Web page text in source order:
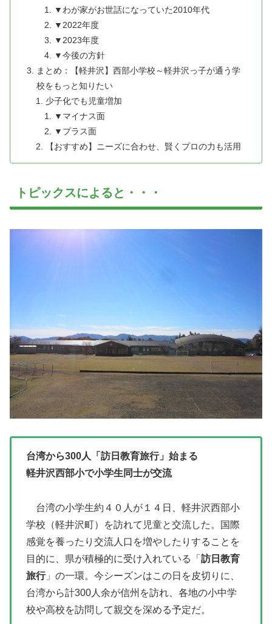
▼わが家がお世話になっていた2010年代
▼2022年度
▼2023年度
▼今後の方針
まとめ：【軽井沢】西部小学校～軽井沢っ子が通う学
校をもっと知りたい
少子化でも児童増加
▼マイナス面
▼プラス面
【おすすめ】ニーズに合わせ、賢くプロの力も活用
トピックスによると・・・
台湾から300人「訪日教育旅行」始まる
軽井沢西部小で小学生同士が交流
台湾の小学生約４０人が１４日、軽井沢西部小
学校（軽井沢町）を訪れて児童と交流した。国際
感覚を養ったり交流人口を増やしたりすることを
目的に、県が積極的に受け入れている「 訪日教育
旅行」の一環。今シーズンはこの日を皮切りに、
台湾から計300人余が信州を訪れ、各地の小中学
校や高校を訪問して親交を深める予定だ。